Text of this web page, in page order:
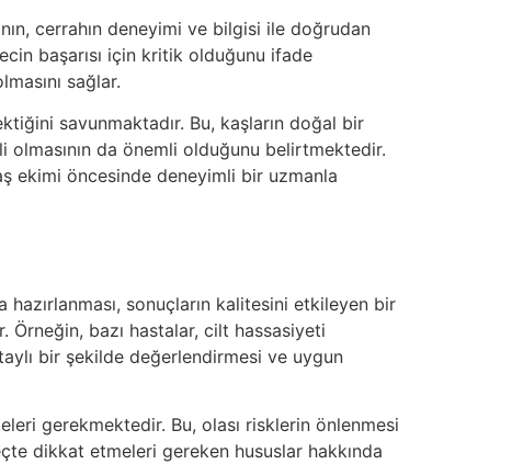
cerrahın deneyimi ve bilgisi ile doğrudan
başarısı için kritik olduğunu ifade
sağlar.
savunmaktadır. Bu, kaşların doğal bir
olmasının da önemli olduğunu belirtmektedir.
ekimi öncesinde deneyimli bir uzmanla
hazırlanması, sonuçların kalitesini etkileyen bir
bazı hastalar, cilt hassasiyeti
bir şekilde değerlendirmesi ve uygun
gerekmektedir. Bu, olası risklerin önlenmesi
dikkat etmeleri gereken hususlar hakkında